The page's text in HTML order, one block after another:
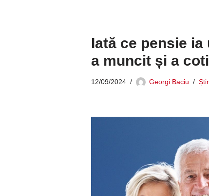
Iată ce pensie
a muncit și a
12/09/2024 Georgi Baciu